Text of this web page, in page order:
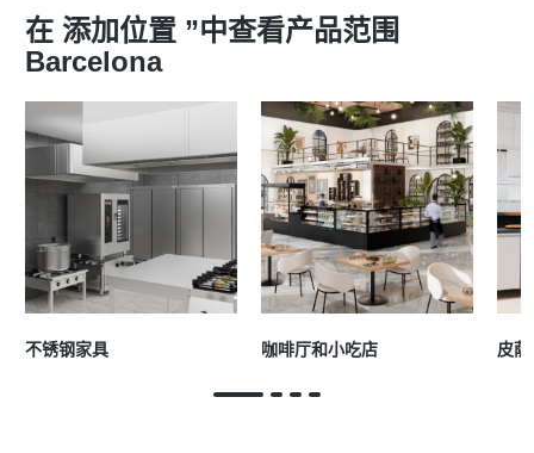
在 添加位置 ”中查看产品范围
Barcelona
不锈钢家具 咖啡厅和小吃店 皮